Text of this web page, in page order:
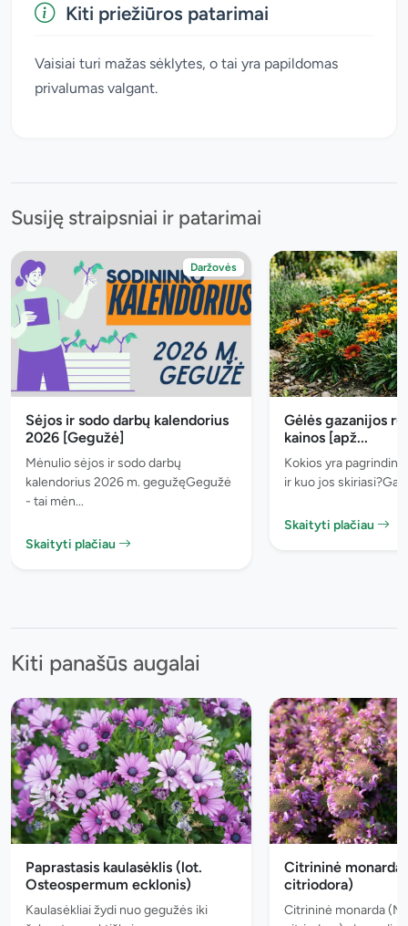
Kiti priežiūros patarimai
Vaisiai turi mažas sėklytes, o tai yra papildomas
privalumas valgant.
Susiję straipsniai ir patarimai
Daržovės
Sėjos ir sodo darbų kalendorius
2026 [Gegužė]
Mėnulio sėjos ir sodo darbų
kalendorius 2026 m. gegužęGegužė
- tai mėn...
Skaityti plačiau
Gėlės gazanijos
kainos [apž...
Kokios yra
ir kuo jos
Skaityti plačiau
Kiti panašūs augalai
Paprastasis kaulasėklis (lot.
Osteospermum ecklonis)
Kaulasėkliai žydi nuo gegužės iki
Citrininė monarda
citriodora)
Citrininė monarda